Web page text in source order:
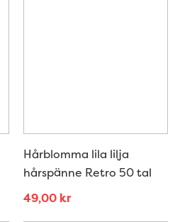
Hårblomma lila lilja
hårspänne Retro 50 tal
49,00 kr